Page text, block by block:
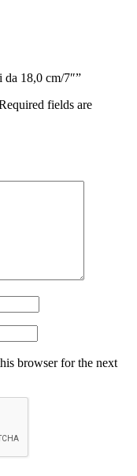
da 18,0 cm/7″”
fields are
browser for the next